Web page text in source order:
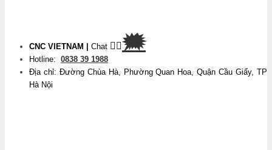
CNC VIETNAM | Chat 👉🏽🗯
Hotline: 0838 39 1988
Địa chỉ: Đường Chùa Hà, Phường Quan Hoa, Quận Cầu Giấy, TP
Hà Nội